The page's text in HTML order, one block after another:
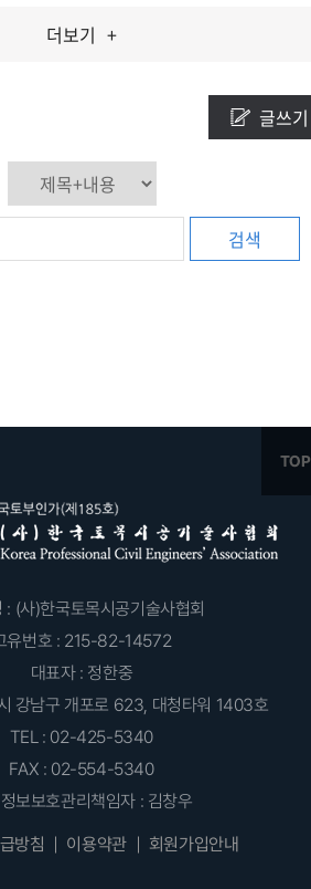
더보기 +
글쓰기
검색
: (사)한국토목시공기술사협회
유번호 : 215-82-14572
대표자 : 정한중
강남구 개포로 623, 대청타워 1403호
TEL : 02-425-5340
FAX : 02-554-5340
보보호관리책임자 : 김창우
방침 이용약관 회원가입안내